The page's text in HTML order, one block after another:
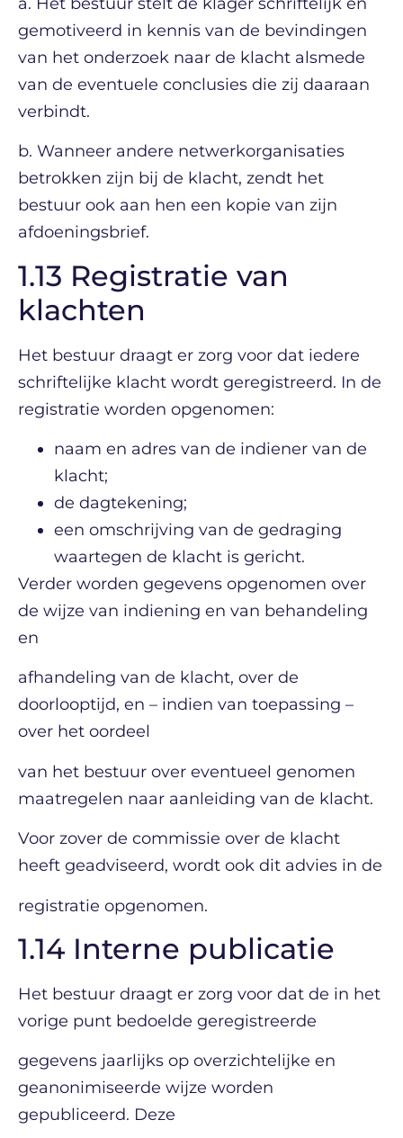
gemotiveerd in kennis van de bevindingen
van het onderzoek naar de klacht alsmede
van de eventuele conclusies die zij daaraan
verbindt.
b. Wanneer andere netwerkorganisaties
betrokken zijn bij de klacht, zendt het
bestuur ook aan hen een kopie van zijn
afdoeningsbrief.
1.13 Registratie van
klachten
Het bestuur draagt er zorg voor dat iedere
schriftelijke klacht wordt geregistreerd. In de
registratie worden opgenomen:
naam en adres van de indiener van de
klacht;
de dagtekening;
een omschrijving van de gedraging
waartegen de klacht is gericht.
Verder worden gegevens opgenomen over
de wijze van indiening en van behandeling
en
afhandeling van de klacht, over de
doorlooptijd, en – indien van toepassing –
over het oordeel
van het bestuur over eventueel genomen
maatregelen naar aanleiding van de klacht.
Voor zover de commissie over de klacht
heeft geadviseerd, wordt ook dit advies in de
registratie opgenomen.
1.14 Interne publicatie
Het bestuur draagt er zorg voor dat de in het
vorige punt bedoelde geregistreerde
gegevens jaarlijks op overzichtelijke en
geanonimiseerde wijze worden
gepubliceerd. Deze